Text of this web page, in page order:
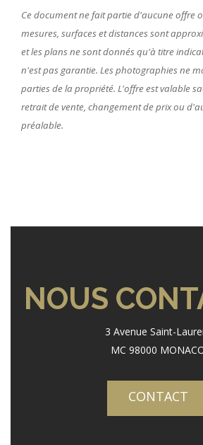
Ce document ne fait partie d'aucune offre
mesures, surfaces et distances sont
et les plans ne sont donnés qu'à titre
n'est pas garantie. Les photographies ne
parties de la propriété. L'offre est valable
retrait de vente, changement de prix ou
préalable.
NOUS
3 Avenue Saint-
MC 98000
CONTACT